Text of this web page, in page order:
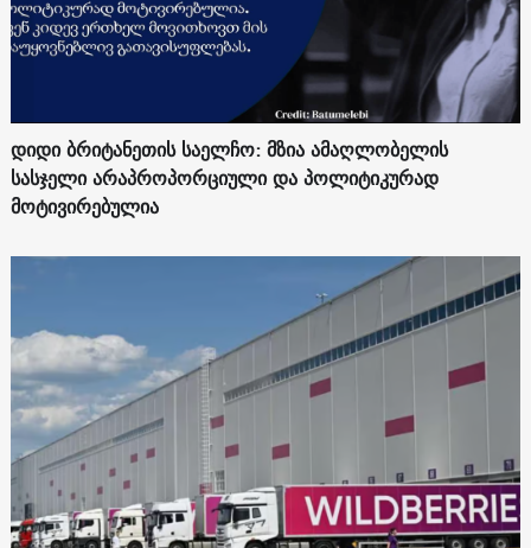
დიდი ბრიტანეთის საელჩო: მზია ამაღლობელის
სასჯელი არაპროპორციული და პოლიტიკურად
მოტივირებულია